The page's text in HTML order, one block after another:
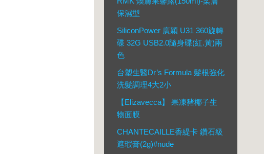
保濕型
SiliconPower 廣穎 U31 360旋轉
碟 32G USB2.0隨身碟(紅.黃)兩
色
台塑生醫Dr’s Formula 髮根強化
洗髮調理4大2小
【Elizavecca】 果凍豬椰子生
物面膜
CHANTECAILLE香緹卡 鑽石級
遮瑕膏(2g)#nude